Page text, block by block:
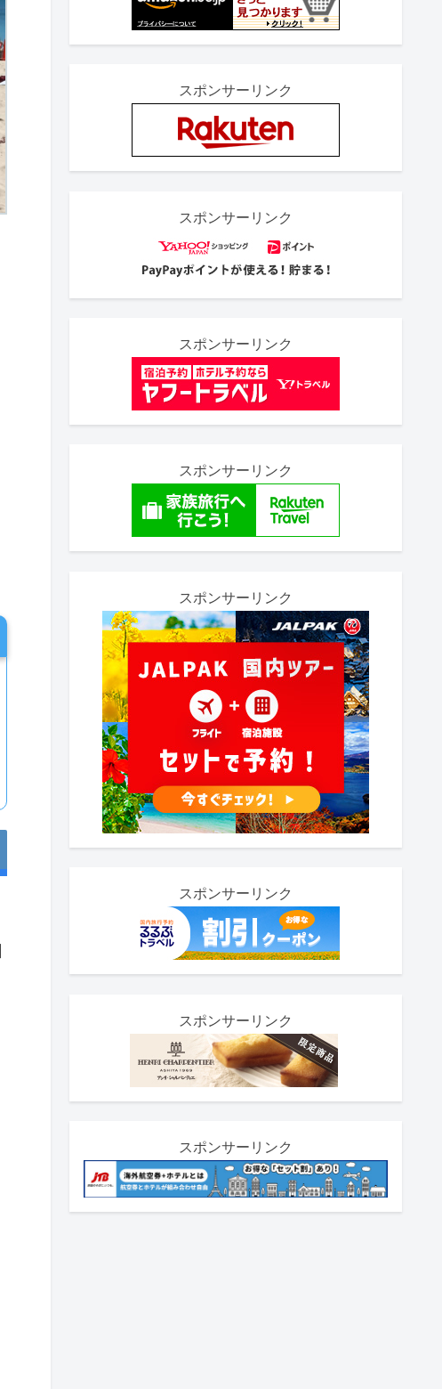
スポンサーリンク
スポンサーリンク
スポンサーリンク
スポンサーリンク
スポンサーリンク
スポンサーリンク
スポンサーリンク
スポンサーリンク